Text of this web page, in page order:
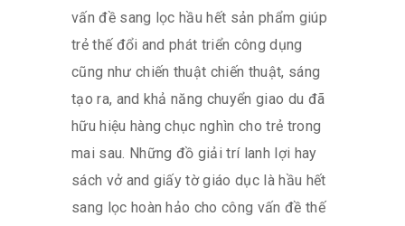
vấn đề sang lọc hầu hết sản phẩm giúp
trẻ thế đổi and phát triển công dụng
cũng như chiến thuật chiến thuật, sáng
tạo ra, and khả năng chuyển giao du đã
hữu hiệu hàng chục nghìn cho trẻ trong
mai sau. Những đồ giải trí lanh lợi hay
sách vở and giấy tờ giáo dục là hầu hết
sang lọc hoàn hảo cho công vấn đề thế